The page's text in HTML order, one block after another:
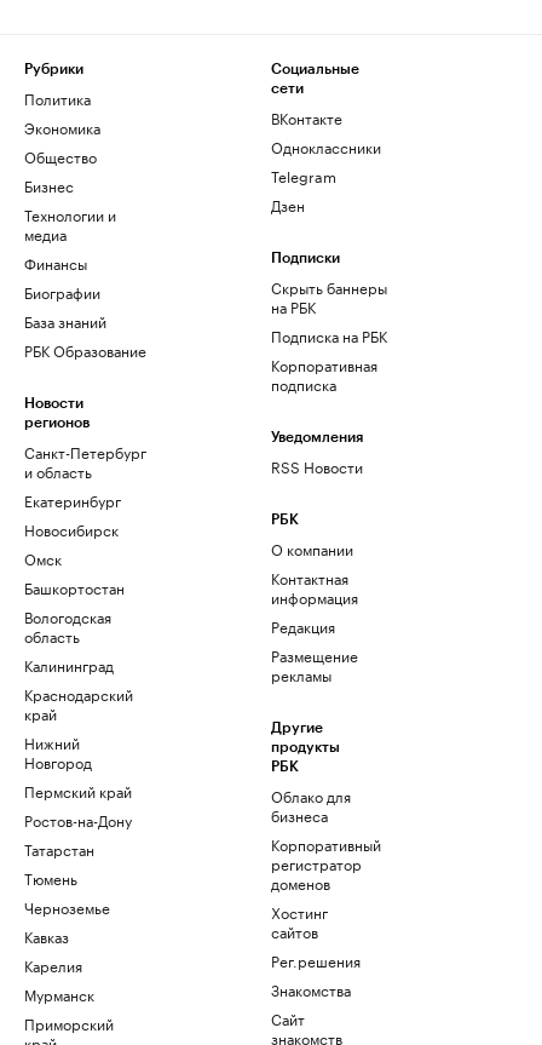
Рубрики
Политика
Экономика
Общество
Бизнес
Технологии и
медиа
Финансы
Биографии
База знаний
РБК Образование
Новости
регионов
Санкт-Петербург
и область
Екатеринбург
Новосибирск
Омск
Башкортостан
Вологодская
область
Калининград
Краснодарский
край
Нижний
Новгород
Пермский край
Ростов-на-Дону
Татарстан
Тюмень
Черноземье
Кавказ
Карелия
Мурманск
Приморский
Социальные
сети
ВКонтакте
Одноклассники
Telegram
Дзен
Подписки
Скрыть баннеры
на РБК
Подписка на РБК
Корпоративная
подписка
Уведомления
RSS Новости
РБК
О компании
Контактная
информация
Редакция
Размещение
рекламы
Другие
продукты
РБК
Облако для
бизнеса
Корпоративный
регистратор
доменов
Хостинг
сайтов
Рег.решения
Знакомства
Сайт
знакомств